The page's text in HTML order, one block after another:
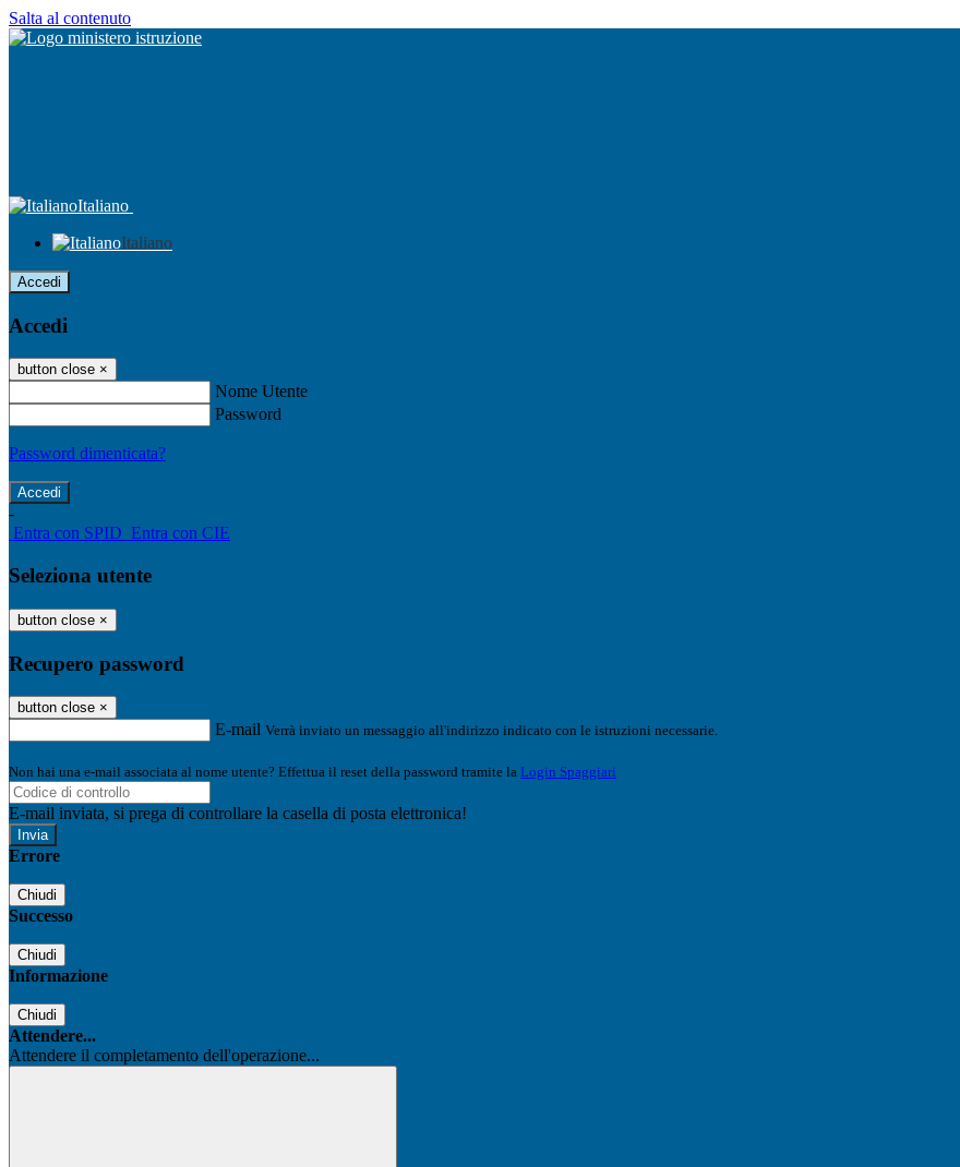
Salta al contenuto
Italiano
Italiano
Accedi
Accedi
button close ×
Nome Utente
Password
Password dimenticata?
-
Entra con SPID Entra con CIE
Seleziona utente
button close ×
Recupero password
button close ×
E-mail Verrà inviato un messaggio all'indirizzo indicato con le istruzioni necessarie.
Non hai una e-mail associata al nome utente? Effettua il reset della password tramite la Login Spaggiari
E-mail inviata, si prega di controllare la casella di posta elettronica!
Errore
Chiudi
Successo
Chiudi
Informazione
Chiudi
Attendere...
Attendere il completamento dell'operazione...